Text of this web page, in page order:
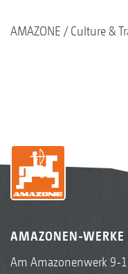
AMAZONE Culture &
AMAZONEN-WERKE
Am Amazonenwerk 9-